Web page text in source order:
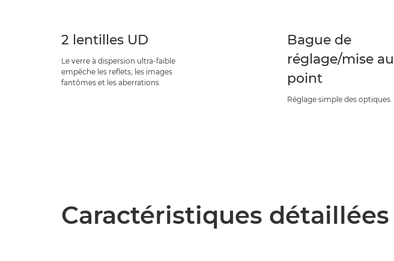
2 lentilles UD
Le verre à dispersion ultra-faible
empêche les reflets, les images
fantômes et les aberrations
Bague de
réglage/mise au
point
Réglage simple des optiques
Caractéristiques détaillées